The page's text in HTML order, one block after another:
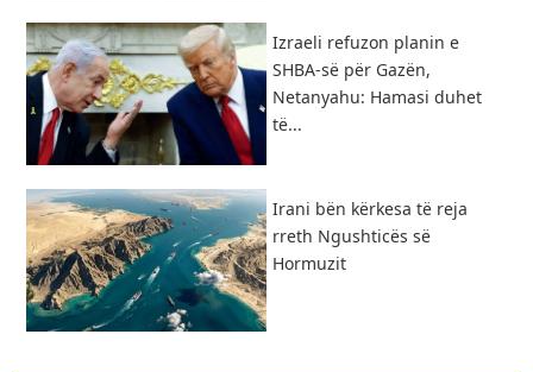
Izraeli refuzon planin e
SHBA-së për Gazën,
Netanyahu: Hamasi duhet
të...
​Irani bën kërkesa të reja
rreth Ngushticës së
Hormuzit